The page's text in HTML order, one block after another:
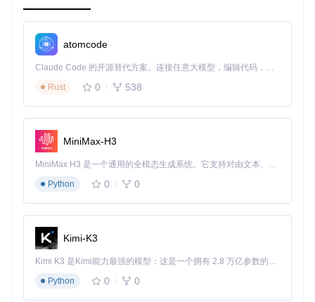
技术小贴士：跨模态注意力（Cross-modal Attention）是实现
视觉与语言信息融合的关键技术。Qwen2.5-VL-32B采用的"动
态窗口注意力"机制，能够根据输入内容自动调整注意力范
围，在保证精度的同时减少30%的计算量。
在实际测试中，我们发现该模型在处理复杂图表时表现尤为突
出。与传统OCR技术只能提取文字不同，Qwen2.5-VL-32B能
够理解图表的结构关系和数据含义，例如自动识别折线图中的
趋势变化并生成分析结论。这种深度理解能力，使其在科学文
献分析、商业智能等领域具有独特优势。
实施路径：如何根据业务需求选择最优部署方
案？
置：
[决策树形式部署指南]
├─ 是 → 推理延迟要求？
atomcode
Claude Code 的开源替代方案。连接任意大模型，编辑代码，运行命令，自动验证 — 全自动执行。用 Rust 构建，极致性能。 ｜ An open-source alternative to Claude Code. Connect any LLM, edit code, run commands, and verify changes — autonomously. Built in Rust for speed. Get Started
Rust
0 538
MiniMax-H3
MiniMax H3 是一个通用的全模态生成系统。它支持对由文本、图像、视频和音频组成的多模态上下文进行统一理解，并能生成分辨率高达 2K、时长可达 15 秒的带原生立体声音频的视频。得益于面向任务泛化的系统设计，H3 在预训练阶段就已具备广泛的多模态上下文理解与生成能力，能够出色地执行复杂的多模态指令。
Python
0 0
Kimi-K3
Kimi K3 是Kimi能力最强的模型：这是一个拥有 2.8 万亿参数的混合专家（MoE）模型，具备原生视觉理解能力，并支持 100 万 token 的上下文窗口。
Python
0 0